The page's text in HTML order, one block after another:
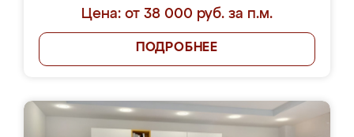
Цена: от 38 000 руб. за п.м.
ПОДРОБНЕЕ